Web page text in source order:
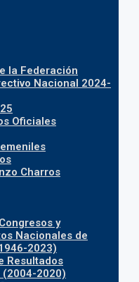
la Federación
Nacional 2024-
Oficiales
Charros
y
Nacionales de
2023)
Resultados
2020)